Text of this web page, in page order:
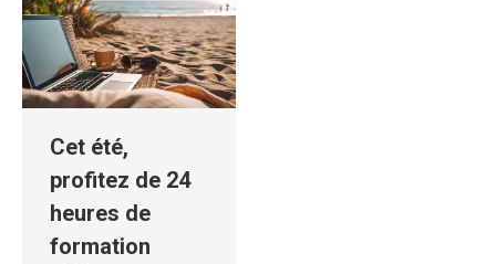
Cet été,
profitez de 24
heures de
formation